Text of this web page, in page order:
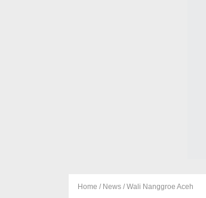
Home / News/ Wali Nanggroe Aceh